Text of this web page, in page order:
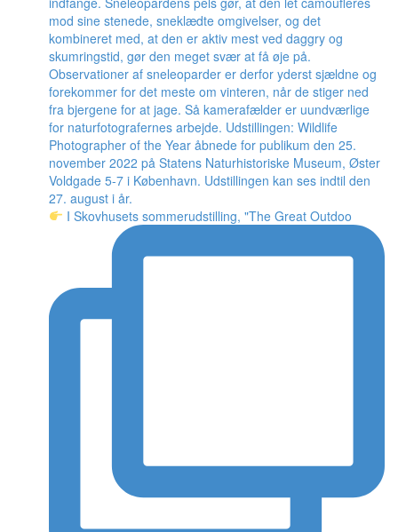
I Skovhusets sommerudstilling, "The Great Outdoo